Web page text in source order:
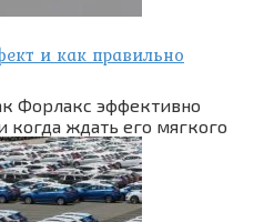
и как правильно
Форлакс эффективно
когда ждать его мягкого